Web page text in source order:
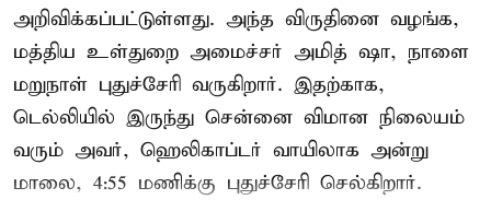
அறிவிக்கப்பட்டுள்ளது. அந்த விருதினை வழங்க,
மத்திய உள்துறை அமைச்சர் அமித் ஷா, நாளை
மறுநாள் புதுச்சேரி வருகிறார். இதற்காக,
டெல்லியில் இருந்து சென்னை விமான நிலையம்
வரும் அவர், ஹெலிகாப்டர் வாயிலாக அன்று
மாலை, 4:55 மணிக்கு புதுச்சேரி செல்கிறார்.